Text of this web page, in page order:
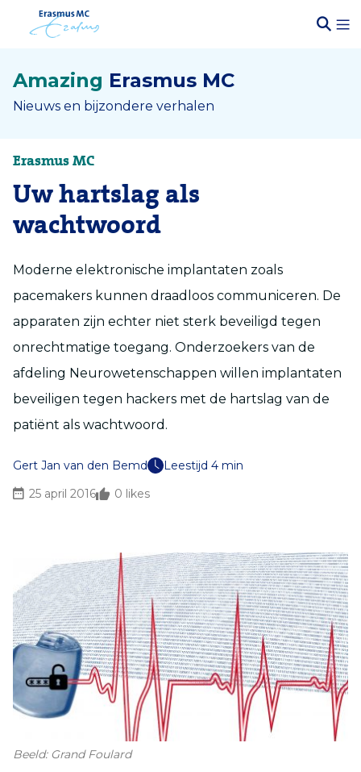
Amazing Erasmus MC
Nieuws en bijzondere verhalen
Erasmus MC
Uw hartslag als
wachtwoord
Moderne elektronische implantaten zoals
pacemakers kunnen draadloos communiceren. De
apparaten zijn echter niet sterk beveiligd tegen
onrechtmatige toegang. Onderzoekers van de
afdeling Neurowetenschappen willen implantaten
beveiligen tegen hackers met de hartslag van de
patiënt als wachtwoord.
Gert Jan van den Bemd
Leestijd 4 min
25 april 2016
0 likes
Beeld: Grand Foulard